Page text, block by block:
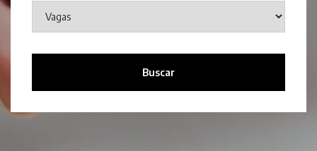
Buscar